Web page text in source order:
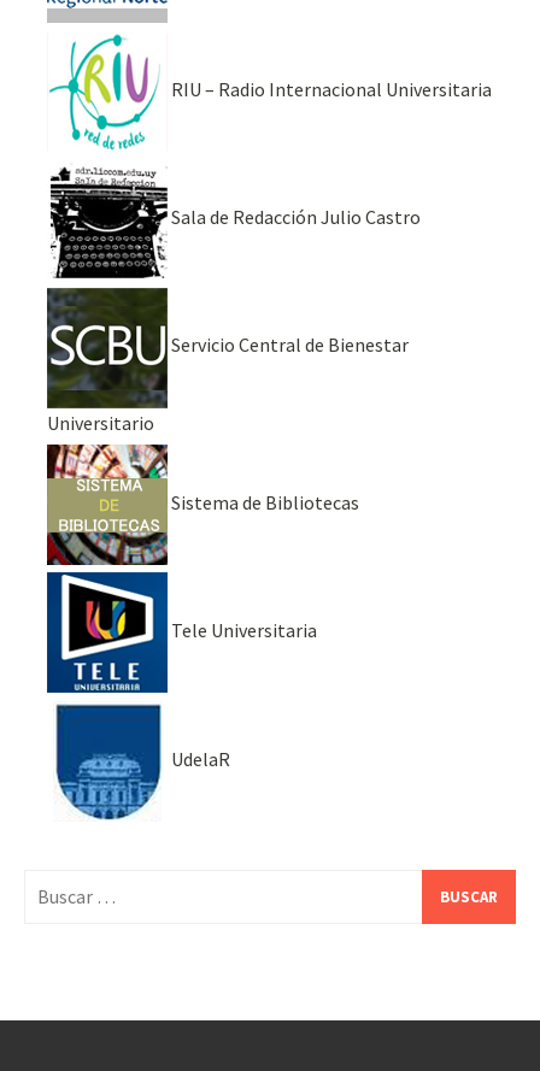
RIU – Radio Internacional Universitaria
Sala de Redacción Julio Castro
Servicio Central de Bienestar
Universitario
Sistema de Bibliotecas
Tele Universitaria
UdelaR